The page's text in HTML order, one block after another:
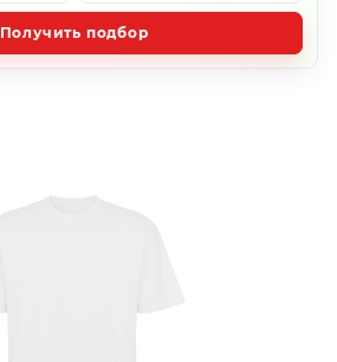
Получить подбор